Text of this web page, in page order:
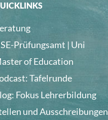
Prüfungsamt | Uni
of Education
Tafelrunde
Fokus Lehrerbildung
und Ausschreibungen